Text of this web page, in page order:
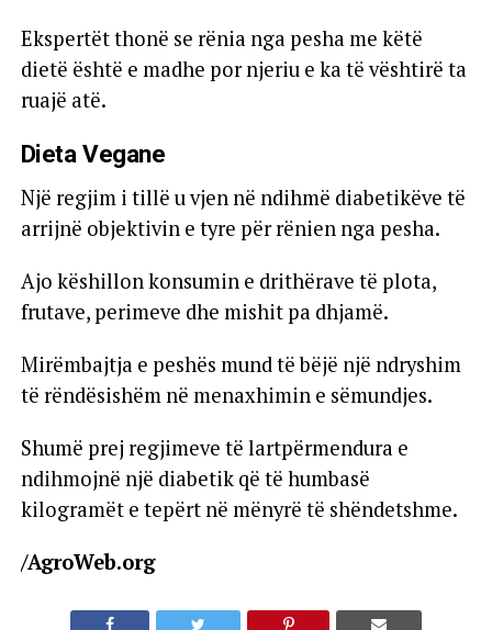
Ekspertët thonë se rënia nga pesha me këtë
dietë është e madhe por njeriu e ka të vështirë ta
ruajë atë.
Dieta Vegane
Një regjim i tillë u vjen në ndihmë diabetikëve të
arrijnë objektivin e tyre për rënien nga pesha.
Ajo këshillon konsumin e drithërave të plota,
frutave, perimeve dhe mishit pa dhjamë.
Mirëmbajtja e peshës mund të bëjë një ndryshim
të rëndësishëm në menaxhimin e sëmundjes.
Shumë prej regjimeve të lartpërmendura e
ndihmojnë një diabetik që të humbasë
kilogramët e tepërt në mënyrë të shëndetshme.
/AgroWeb.org